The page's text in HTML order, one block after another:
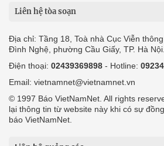
Liên hệ tòa soạn
Địa chỉ: Tầng 18, Toà nhà Cục Viễn
Đình Nghệ, phường Cầu Giấy, TP. Hà Nội.
Điện thoại: 02439369898 - Hotline:
Email: vietnamnet@vietnamnet.vn
© 1997 Báo VietNamNet. All rights
lại thông tin từ website này khi có sự
báo VietNamNet.